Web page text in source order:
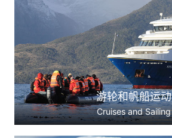
游轮和帆船运动
Cruises and Sailing